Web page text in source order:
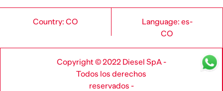
Country: CO
Language: es-
CO
Copyright © 2022 Diesel SpA -
Todos los derechos
reservados -